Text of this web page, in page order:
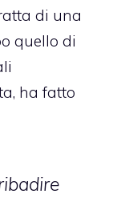
di una
quello di
ha fatto